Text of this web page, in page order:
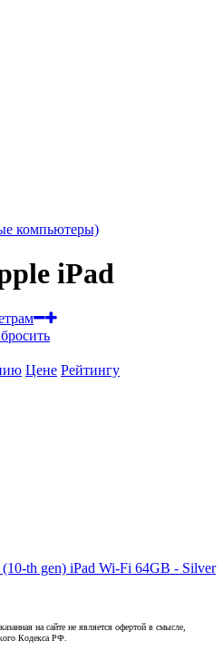
компьютеры)
iPad
Цене Рейтингу
th gen) iPad Wi-Fi 64GB - Silver
на сайте не является офертой в смысле,
Кодекса РФ.